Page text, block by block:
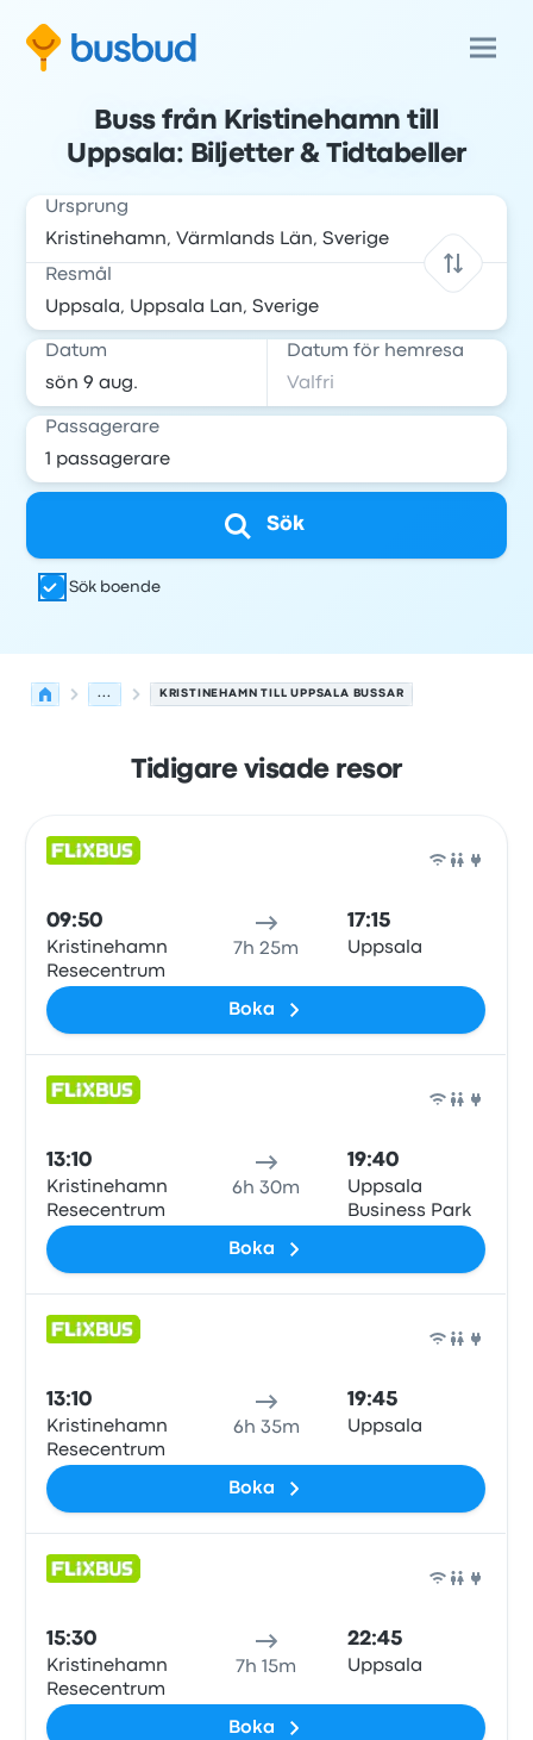
Buss från Kristinehamn till
Uppsala: Biljetter & Tidtabeller
Ursprung
Resmål
Datum Datum för hemresa
Passagerare
Sök
Sök boende
... KRISTINEHAMN TILL UPPSALA BUSSAR
Tidigare visade resor
09:50
Kristinehamn
Resecentrum
7h 25m
17:15
Uppsala
Boka
13:10
Kristinehamn
Resecentrum
6h 30m
19:40
Uppsala
Business Park
Boka
13:10
Kristinehamn
Resecentrum
6h 35m
19:45
Uppsala
Boka
15:30
Kristinehamn
Resecentrum
7h 15m
22:45
Uppsala
Boka